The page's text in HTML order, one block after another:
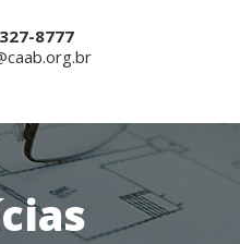
8777